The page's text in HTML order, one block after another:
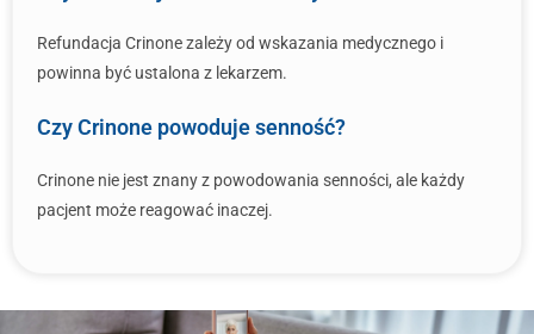
Refundacja Crinone zależy od wskazania medycznego i
powinna być ustalona z lekarzem.
Czy Crinone powoduje senność?
Crinone nie jest znany z powodowania senności, ale każdy
pacjent może reagować inaczej.